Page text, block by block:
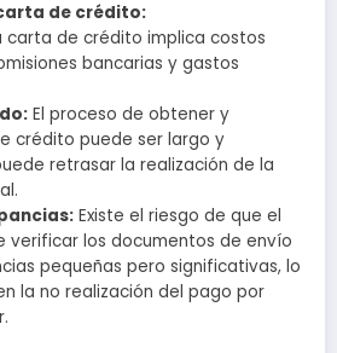
de crédito:
carta de crédito implica costos
bancarias y gastos
El proceso de obtener y
crédito puede ser largo y
retrasar la realización de la
Existe el riesgo de que el
verificar los documentos de envío
pequeñas pero significativas, lo
la no realización del pago por